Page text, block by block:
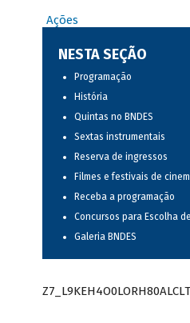
Ações
NESTA SEÇÃO
Programação
História
Quintas no BNDES
Sextas instrumentais
Reserva de ingressos
Filmes e festivais de
Receba a programação
Concursos para Escolha
Galeria BNDES